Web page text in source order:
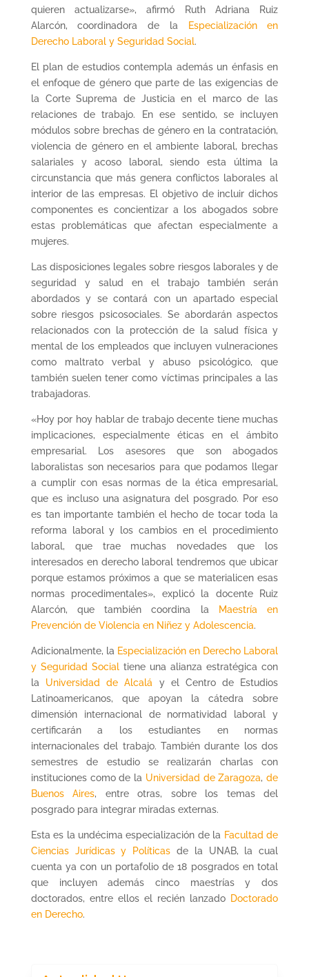
quieren actualizarse», afirmó Ruth Adriana Ruiz
Alarcón, coordinadora de la Especialización en
Derecho Laboral y Seguridad Social.
El plan de estudios contempla además un énfasis en
el enfoque de género que parte de las exigencias de
la Corte Suprema de Justicia en el marco de las
relaciones de trabajo. En ese sentido, se incluyen
módulos sobre brechas de género en la contratación,
violencia de género en el ambiente laboral, brechas
salariales y acoso laboral, siendo esta última la
circunstancia que más genera conflictos laborales al
interior de las empresas. El objetivo de incluir dichos
componentes es concientizar a los abogados sobre
estas problemáticas que afectan especialmente a
mujeres.
Las disposiciones legales sobre riesgos laborales y de
seguridad y salud en el trabajo también serán
abordados y se contará con un apartado especial
sobre riesgos psicosociales. Se abordarán aspectos
relacionados con la protección de la salud física y
mental de los empleados que incluyen vulneraciones
como maltrato verbal y abuso psicológico, que
también suelen tener como víctimas principales a las
trabajadoras.
«Hoy por hoy hablar de trabajo decente tiene muchas
implicaciones, especialmente éticas en el ámbito
empresarial. Los asesores que son abogados
laboralistas son necesarios para que podamos llegar
a cumplir con esas normas de la ética empresarial,
que es incluso una asignatura del posgrado. Por eso
es tan importante también el hecho de tocar toda la
reforma laboral y los cambios en el procedimiento
laboral, que trae muchas novedades que los
interesados en derecho laboral tendremos que ubicar
porque estamos próximos a que se materialicen esas
normas procedimentales», explicó la docente Ruiz
Alarcón, que también coordina la Maestría en
Prevención de Violencia en Niñez y Adolescencia.
Adicionalmente, la Especialización en Derecho Laboral
y Seguridad Socialtiene una alianza estratégica con
la Universidad de Alcalá y el Centro de Estudios
Latinoamericanos, que apoyan la cátedra sobre
dimensión internacional de normatividad laboral y
certificarán a los estudiantes en normas
internacionales del trabajo. También durante los dos
semestres de estudio se realizarán charlas con
instituciones como de la Universidad de Zaragoza,de
Buenos Aires, entre otras, sobre los temas del
posgrado para integrar miradas externas.
Esta es la undécima especialización de la Facultad de
Ciencias Jurídicas y Políticas de la UNAB, la cual
cuenta ya con un portafolio de 18 posgrados en total
que incluyen además cinco maestrías y dos
doctorados, entre ellos el recién lanzado Doctorado
en Derecho.